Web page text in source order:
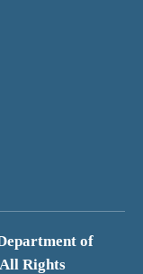
of
Rights